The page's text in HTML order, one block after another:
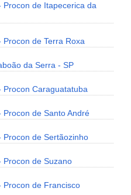
Procon de Itapecerica da
de Terra Roxa
da Serra - SP
Procon Caraguatatuba
de Santo André
Procon de Sertãozinho
Procon de Suzano
Procon de Francisco